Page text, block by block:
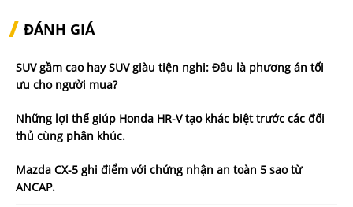
ĐÁNH GIÁ
SUV gầm cao hay SUV giàu tiện nghi: Đâu là phương án tối
ưu cho người mua?
Những lợi thế giúp Honda HR-V tạo khác biệt trước các đối
thủ cùng phân khúc.
Mazda CX-5 ghi điểm với chứng nhận an toàn 5 sao từ
ANCAP.